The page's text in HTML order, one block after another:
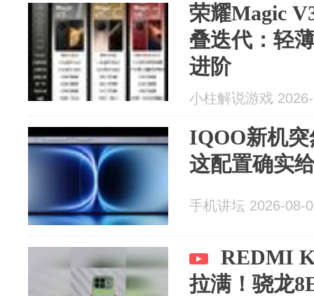
荣耀Magic
叠迭代：轻
进阶
小柱解说游戏
IQOO新机
这配置确实
手机讲坛 2026-08-
REDMI
拉满！骁龙